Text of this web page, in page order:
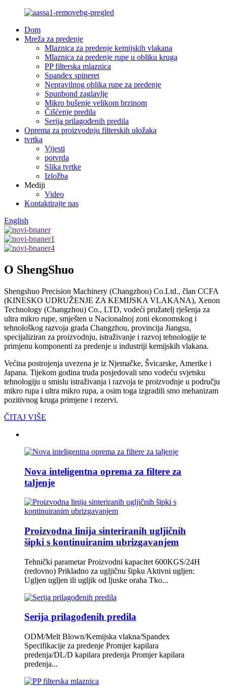
Dom
Mreža za predenje
Mlaznica za predenje kemijskih vlakana
Mlaznica za predenje rupe u obliku kruga
PP filterska mlaznica
Spandex spineret
Nepravilnog oblika rupe za predenje
Spunbond zaglavlje
Mikro bušenje velikom brzinom
Čišćenje predila
Serija prilagođenih predila
Oprema za proizvodnju filterskih uložaka
tvrtka
Vijesti
potvrda
Slika tvrtke
Izložba
Mediji
Video
Kontaktirajte nas
English
O ShengShuo
Shengshuo Precision Machinery (Changzhou) Co.Ltd., član CCFA
(KINESKO UDRUŽENJE ZA KEMIJSKA VLAKANA), Xenon
Technology (Changzhou) Co., LTD, vodeći pružatelj rješenja za
ultra mikro rupe, smješten u Nacionalnoj zoni ekonomskog i
tehnološkog razvoja grada Changzhou, provincija Jiangsu,
specijaliziran za proizvodnju, istraživanje i razvoj tehnologije te
primjenu komponenti za predenje u industriji kemijskih vlakana.
Većina postrojenja uvezena je iz Njemačke, Švicarske, Amerike i
Japana. Tijekom godina truda posjedovali smo vodeću svjetsku
tehnologiju u smislu istraživanja i razvoja te proizvodnje u području
mikro rupa i ultra mikro rupa, a osim toga izgradili smo mehanizam
pozitivnog kruga primjene i rezervi.
ČITAJ VIŠE
Nova inteligentna oprema za filtere za
taljenje
Proizvodna linija sinteriranih ugljičnih
šipki s kontinuiranim ubrizgavanjem
Tehnički parametar Proizvodni kapacitet 600KGS/24H
(redovno) Prikladno za ugljičnu šipku Aktivni ugljen:
Ugljen ugljen ili ugljik od ljuske oraha Tko...
Serija prilagođenih predila
ODM/Melt Blown/Kemijska vlakna/Spandex
Specifikacije za predenje Promjer kapilara
predenja/DL/D kapilara predenja Promjer kapilara
predenja...